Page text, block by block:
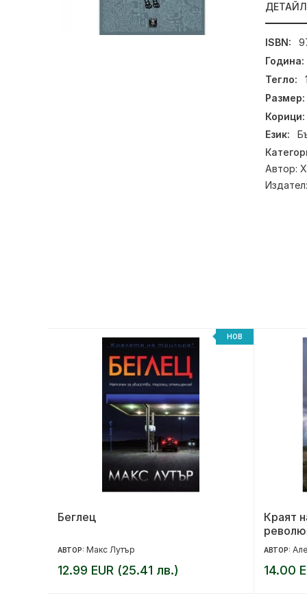
ISBN:
Година:
Тегло:
Размер:
Корици:
Език:
Автор:
Издател:
НОВ
Беглец
АВТОР: Макс Лутър
12.99 EUR (25.41 лв.)
Краят
АВТОР:
14.00